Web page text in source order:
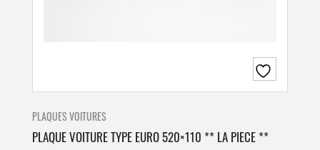
PLAQUES VOITURES
PLAQUE VOITURE TYPE EURO 520×110 ** LA PIECE **